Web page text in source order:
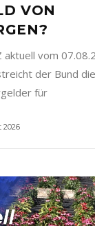
VON
aktuell vom
der Bund die
für
2026